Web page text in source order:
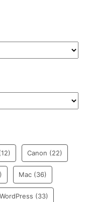
Canon (22)
Mac (36)
WordPress (33)